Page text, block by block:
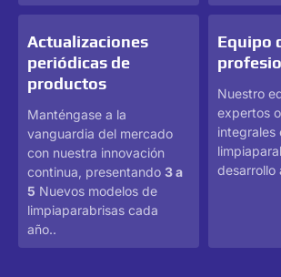
Actualizaciones
periódicas de
productos
Manténgase a la
vanguardia del mercado
con nuestra innovación
continua, presentando 3 a
5 Nuevos modelos de
limpiaparabrisas cada
año..
Equipo
Nuestro
expertos
integrales
desarrollo